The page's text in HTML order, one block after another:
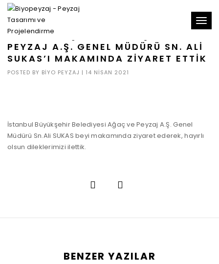
Toggle
İSTANBUL BŞB. BLD. AĞAÇ VE
PEYZAJ A.Ş. GENEL MÜDÜRÜ SN. ALI
SUKAS’I MAKAMINDA ZIYARET ETTIK
POSTED BY BIYO PEYZAJ | 14 NISAN 2021
İstanbul Büyükşehir Belediyesi Ağaç ve Peyzaj A.Ş. Genel
Müdürü Sn.Ali SUKAS beyi makamında ziyaret ederek, hayırlı
olsun dileklerimizi ilettik.
BENZER YAZILAR